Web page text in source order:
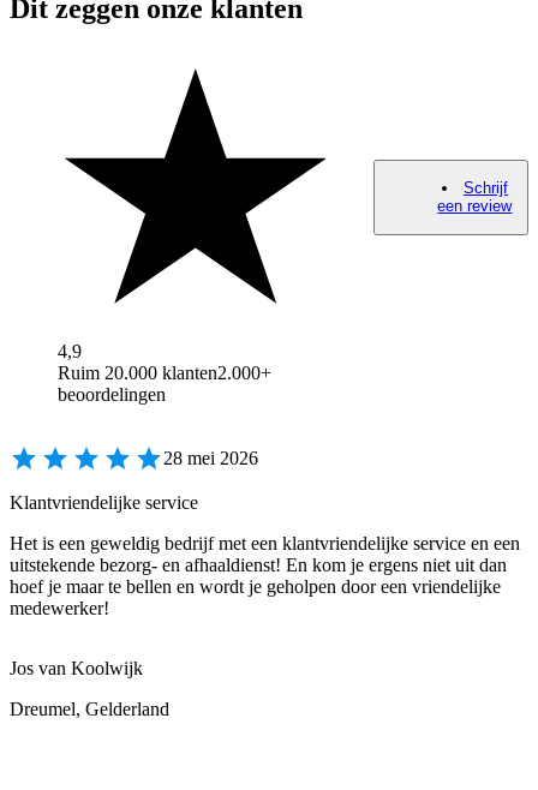
Dit zeggen onze klanten
4,9
Ruim 20.000 klanten2.000+
beoordelingen
Schrijf
een review
28 mei 2026
Klantvriendelijke service
Het is een geweldig bedrijf met een klantvriendelijke service en een
uitstekende bezorg- en afhaaldienst! En kom je ergens niet uit dan
hoef je maar te bellen en wordt je geholpen door een vriendelijke
medewerker!
Jos van Koolwijk
Dreumel, Gelderland